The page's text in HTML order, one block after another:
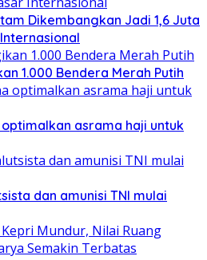
Dikembangkan Jadi 1,6 Juta
1.000 Bendera Merah Putih
asrama haji untuk
dan amunisi TNI mulai